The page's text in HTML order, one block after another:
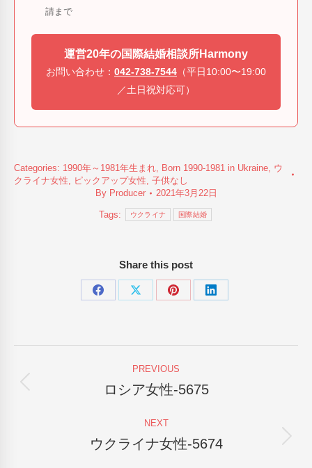
請まで
運営20年の国際結婚相談所Harmony
お問い合わせ： 042-738-7544 （平日10:00〜19:00
／土日祝対応可）
Categories: 1990年～1981年生まれ, Born 1990-1981 in Ukraine, ウ
クライナ女性, ピックアップ女性, 子供なし
By Producer 2021年3月22日
Tags: ウクライナ 国際結婚
Share this post
Share
Share
Share
Share
navigation
PREVIOUS
Previous
ロシア女性-5675
NEXT
Next
ウクライナ女性-5674